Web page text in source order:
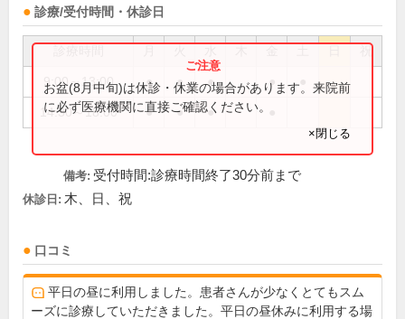
診療/受付時間・休診日
祝
9:00～13:00 ● ● ● ●
14:30～18:00 ● ● ●
お盆(8月中旬)は休診・休業の場合があります。来院前
に必ず医療機関に直接ご確認ください。
×閉じる
備考: 受付時間:診療時間終了30分前まで
休診日: 木、日、祝
口コミ
平日の昼に利用しました。患者さんが少なくとてもスム
ーズに診療していただきました。平日の昼休みに利用する場